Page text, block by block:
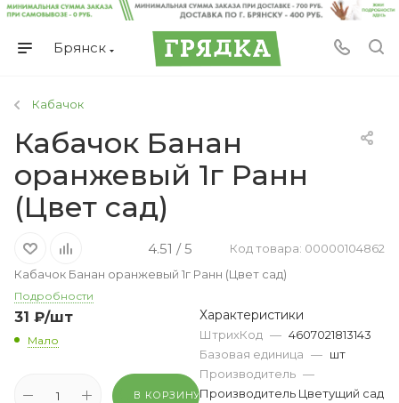
Брянск
Кабачок
Кабачок Банан
оранжевый 1г Ранн
(Цвет сад)
4.51 / 5
Код товара: 00000104862
Кабачок Банан оранжевый 1г Ранн (Цвет сад)
Подробности
31 ₽/шт
Мало
В КОРЗИНУ
Характеристики
ШтрихКод — 4607021813143
Базовая единица — шт
Производитель —
Производитель Цветущий сад